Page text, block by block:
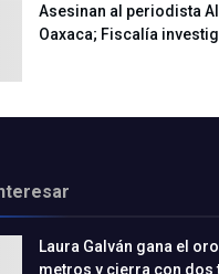
Asesinan al periodista
Oaxaca; Fiscalía
Laura Galván gana el
metros y cierra con dos